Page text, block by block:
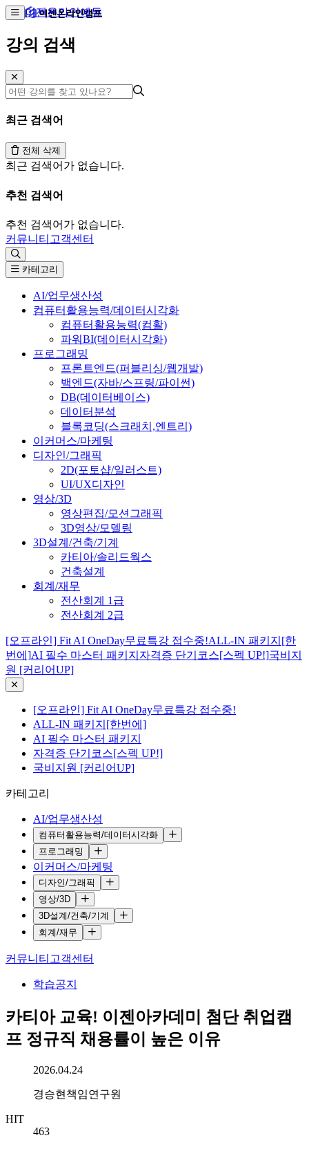
이젠온라인에듀
강의 검색
최근 검색어
전체 삭제
최근 검색어가 없습니다.
추천 검색어
추천 검색어가 없습니다.
커뮤니티 고객센터
카테고리
AI/업무생산성
컴퓨터활용능력/데이터시각화
컴퓨터활용능력(컴활)
파워BI(데이터시각화)
프로그래밍
프론트엔드(퍼블리싱/웹개발)
백엔드(자바/스프링/파이썬)
DB(데이터베이스)
데이터분석
블록코딩(스크래치,엔트리)
이커머스/마케팅
디자인/그래픽
2D(포토샵/일러스트)
UI/UX디자인
영상/3D
영상편집/모션그래픽
3D영상/모델링
3D설계/건축/기계
카티아/솔리드웍스
건축설계
회계/재무
전산회계 1급
전산회계 2급
[오프라인] Fit AI OneDay무료특강 접수중!ALL-IN 패키지[한
번에]AI 필수 마스터 패키지 자격증 단기코스[스펙 UP!]국비지
원 [커리어UP]
[오프라인] Fit AI OneDay무료특강 접수중!
ALL-IN 패키지[한번에]
AI 필수 마스터 패키지
자격증 단기코스[스펙 UP!]
국비지원 [커리어UP]
카테고리
AI/업무생산성
컴퓨터활용능력/데이터시각화
프로그래밍
이커머스/마케팅
디자인/그래픽
영상/3D
3D설계/건축/기계
회계/재무
커뮤니티 고객센터
학습공지
카티아 교육! 이젠아카데미 첨단 취업캠
프 정규직 채용률이 높은 이유
작성일시2026.04.24
작성자경승현책임연구원
HIT
463